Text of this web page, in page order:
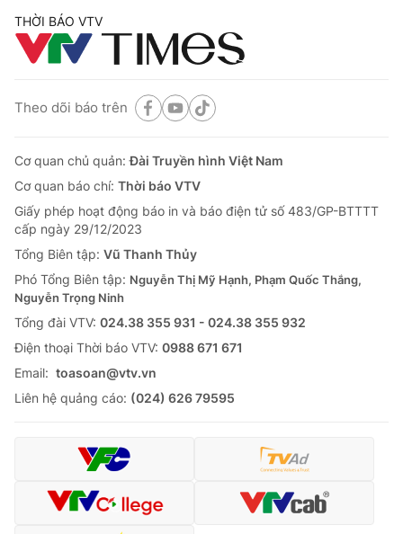
THỜI BÁO VTV
Theo dõi báo trên
Cơ quan chủ quản:Đài Truyền hình Việt Nam
Cơ quan báo chí: Thời báo VTV
Giấy phép hoạt động báo in và báo điện tử số 483/GP-BTTTT
cấp ngày 29/12/2023
Tổng Biên tập: Vũ Thanh Thủy
Phó Tổng Biên tập: Nguyễn Thị Mỹ Hạnh, Phạm Quốc Thắng,
Nguyễn Trọng Ninh
Tổng đài VTV: 024.38 355 931 - 024.38 355 932
Ðiện thoại Thời báo VTV: 0988 671 671
Email: toasoan@vtv.vn
Liên hệ quảng cáo: (024) 626 79595